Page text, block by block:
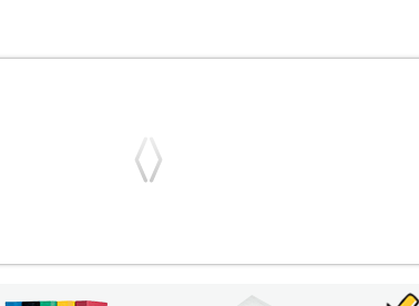
ΚΟΡΙΤΣΙ-ΚΟΛΑΝ Κολάν με την υπογραφή